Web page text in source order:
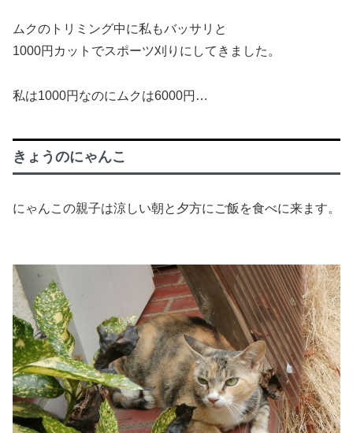
ムクのトリミング中に私もバッサリと
1000円カットでスポーツ刈りにしてきました。
私は1000円なのにムクは6000円…
きょうのにゃんこ
にゃんこの親子は涼しい朝と夕方にご飯を食べに来ます。